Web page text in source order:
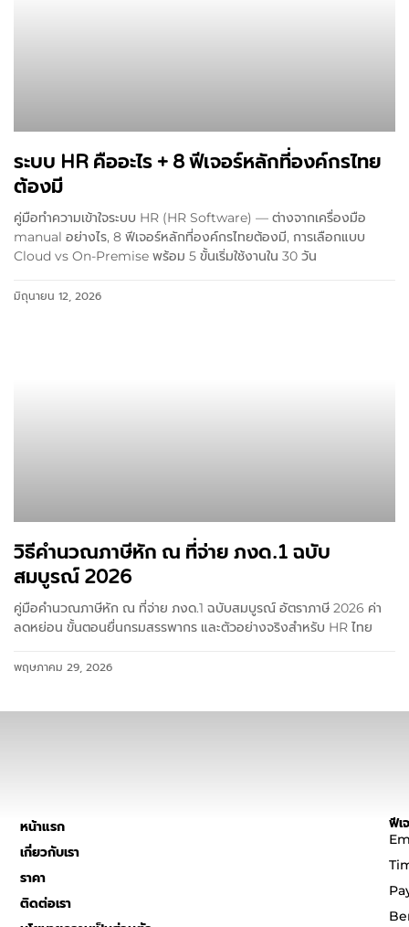
ระบบ HR คืออะไร + 8 ฟีเจอร์หลักที่องค์กรไทย
ต้องมี
คู่มือทำความเข้าใจระบบ HR (HR Software) — ต่างจากเครื่องมือ
manual อย่างไร, 8 ฟีเจอร์หลักที่องค์กรไทยต้องมี, การเลือกแบบ
Cloud vs On-Premise พร้อม 5 ขั้นเริ่มใช้งานใน 30 วัน
มิถุนายน 12, 2026
วิธีคำนวณภาษีหัก ณ ที่จ่าย ภงด.1 ฉบับ
สมบูรณ์ 2026
คู่มือคำนวณภาษีหัก ณ ที่จ่าย ภงด.1 ฉบับสมบูรณ์ อัตราภาษี 2026 ค่า
ลดหย่อน ขั้นตอนยื่นกรมสรรพากร และตัวอย่างจริงสำหรับ HR ไทย
พฤษภาคม 29, 2026
หน้าแรก
เกี่ยวกับเรา
ราคา
ติดต่อเรา
ฟีเ